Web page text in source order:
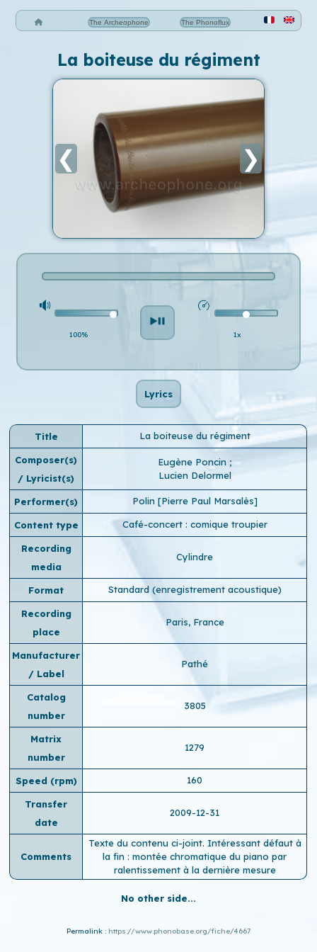
The Archeophone The Phonoflux
La boiteuse du régiment
❮ ❯
100% 1x
Lyrics
Title La boiteuse du régiment
Composer(s)
/ Lyricist(s)
Eugène Poncin ;
Lucien Delormel
Performer(s) Polin [Pierre Paul Marsalès]
Content type Café-concert : comique troupier
Recording
media
Cylindre
Format Standard (enregistrement acoustique)
Recording
place
Paris, France
Manufacturer
/ Label
Pathé
Catalog
number
3805
Matrix
number
1279
Speed ​​(rpm) 160
Transfer
date
2009-12-31
Comments
Texte du contenu ci-joint. Intéressant défaut à
la fin : montée chromatique du piano par
ralentissement à la dernière mesure
No other side...
Permalink : https://www.phonobase.org/fiche/4667